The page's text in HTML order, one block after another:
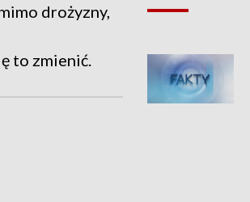
drożyzny,
to zmienić.